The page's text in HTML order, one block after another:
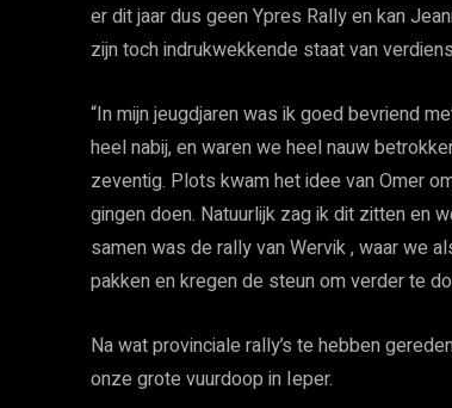
er dit jaar dus geen Ypres Rally en kan
zijn toch indrukwekkende staat van
“In mijn jeugdjaren was ik goed bevriend
heel nabij, en waren we heel nauw
zeventig. Plots kwam het idee van Omer
gingen doen. Natuurlijk zag ik dit zitten en
samen was de rally van Wervik , waar we
pakken en kregen de steun om verder te
Na wat provinciale rally’s te hebben
onze grote vuurdoop in Ieper.